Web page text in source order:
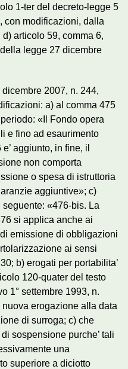
1-ter del decreto-legge 5
con modificazioni, dalla
articolo 59, comma 6,
legge 27 dicembre
2007, n. 244,
a) al comma 475
«Il Fondo opera
e fino ad esaurimento
aggiunto, in fine, il
non comporta
o spesa di istruttoria
aggiuntive»; c)
seguente: «476-bis. La
si applica anche ai
emissione di obbligazioni
ai sensi
b) erogati per portabilita’
120-quater del testo
1° settembre 1993, n.
erogazione alla data
di surroga; c) che
sospensione purche’ tali
una
superiore a diciotto